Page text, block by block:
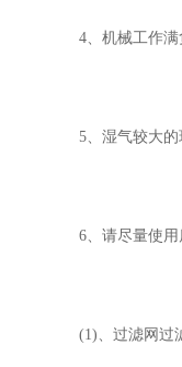
4、机械工作
5、湿气较大
6、请尽量使
(1)、过滤网过